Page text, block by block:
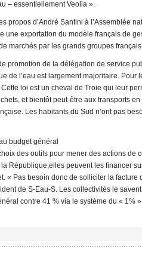
– essentiellement Veolia ».
propos d’André Santini à l’Assemblée
une exportation du modèle français de
marchés par les grands groupes français
promotion de la délégation de service
de l’eau est largement majoritaire. Pour
loi est un cheval de Troie qui leur
et bientôt peut-être aux transports
Les habitants du Sud n’ont pas
budget général
des outils pour mener des actions de
République,elles peuvent les financer
« Pas besoin donc de solliciter la facture
de S-Eau-S. Les collectivités le
contre 41 % via le système du « 1%